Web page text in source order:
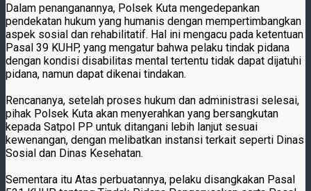
Dalam penanganannya, Polsek Kuta mengedepankan
pendekatan hukum yang humanis dengan mempertimbangkan
aspek sosial dan rehabilitatif. Hal ini mengacu pada ketentuan
Pasal 39 KUHP, yang mengatur bahwa pelaku tindak pidana
dengan kondisi disabilitas mental tertentu tidak dapat dijatuhi
pidana, namun dapat dikenai tindakan.
Rencananya, setelah proses hukum dan administrasi selesai,
pihak Polsek Kuta akan menyerahkan yang bersangkutan
kepada Satpol PP untuk ditangani lebih lanjut sesuai
kewenangan, dengan melibatkan instansi terkait seperti Dinas
Sosial dan Dinas Kesehatan.
Sementara itu Atas perbuatannya, pelaku disangkakan Pasal